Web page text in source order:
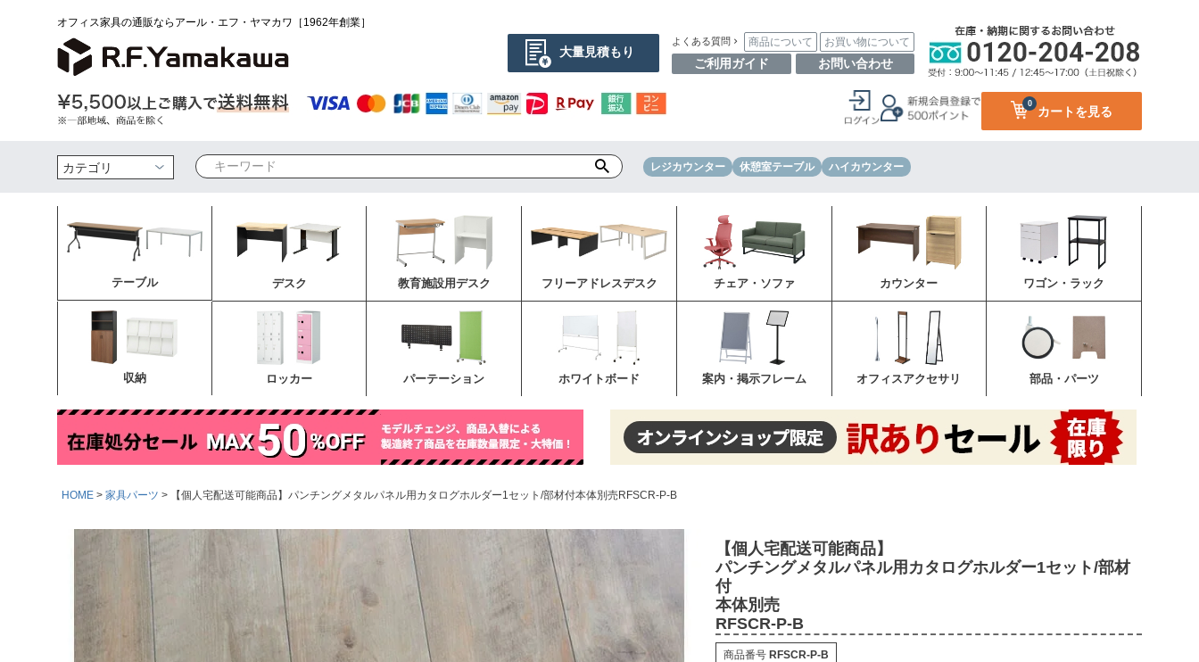
オフィス家具の通販ならアール・エフ・ヤマカワ［1962年創業］
大量見積もり
よくある質問 商品について お買い物について
ご利用ガイド お問い合わせ
カートを見る
0
検索 レジカウンター 休憩室テーブル ハイカウンター
テーブル デスク 教育施設用デスク フリーアドレスデスク チェア・ソファ カウンター ワゴン・ラック
収納 ロッカー パーテーション ホワイトボード 案内・掲示フレーム オフィスアクセサリ 部品・パーツ
HOME 家具パーツ 【個人宅配送可能商品】パンチングメタルパネル用カタログホルダー1セット/部材付本体別売RFSCR-P-B
【個人宅配送可能商品】
パンチングメタルパネル用カタログホルダー1セット/部材
付
本体別売
RFSCR-P-B
商品番号 RFSCR-P-B